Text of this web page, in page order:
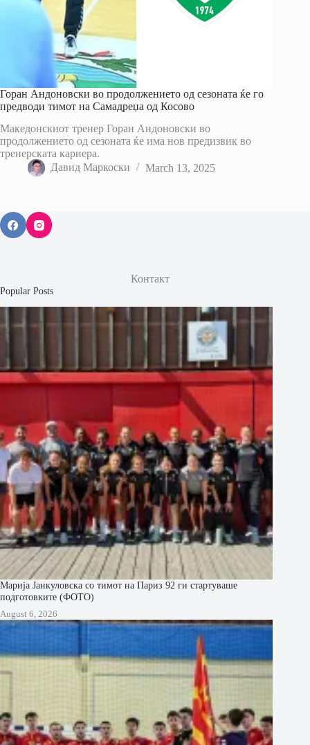
Горан Андоновски во продолжението од сезоната ќе го
предводи тимот на Самадреџа од Косово
Македонскиот тренер Горан Андоновски во
продолжението од сезоната ќе има нов предизвик во
тренерската кариера.
Давид Маркоски
March 13, 2025
Контакт
Popular Posts
Марија Јанкуловска со тимот на Париз 92 ги стартуваше
подготовките (ФОТО)
August 6, 2026